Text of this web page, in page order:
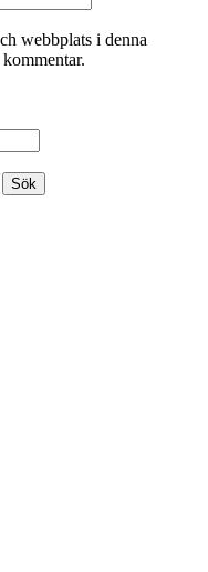
webbplats i denna